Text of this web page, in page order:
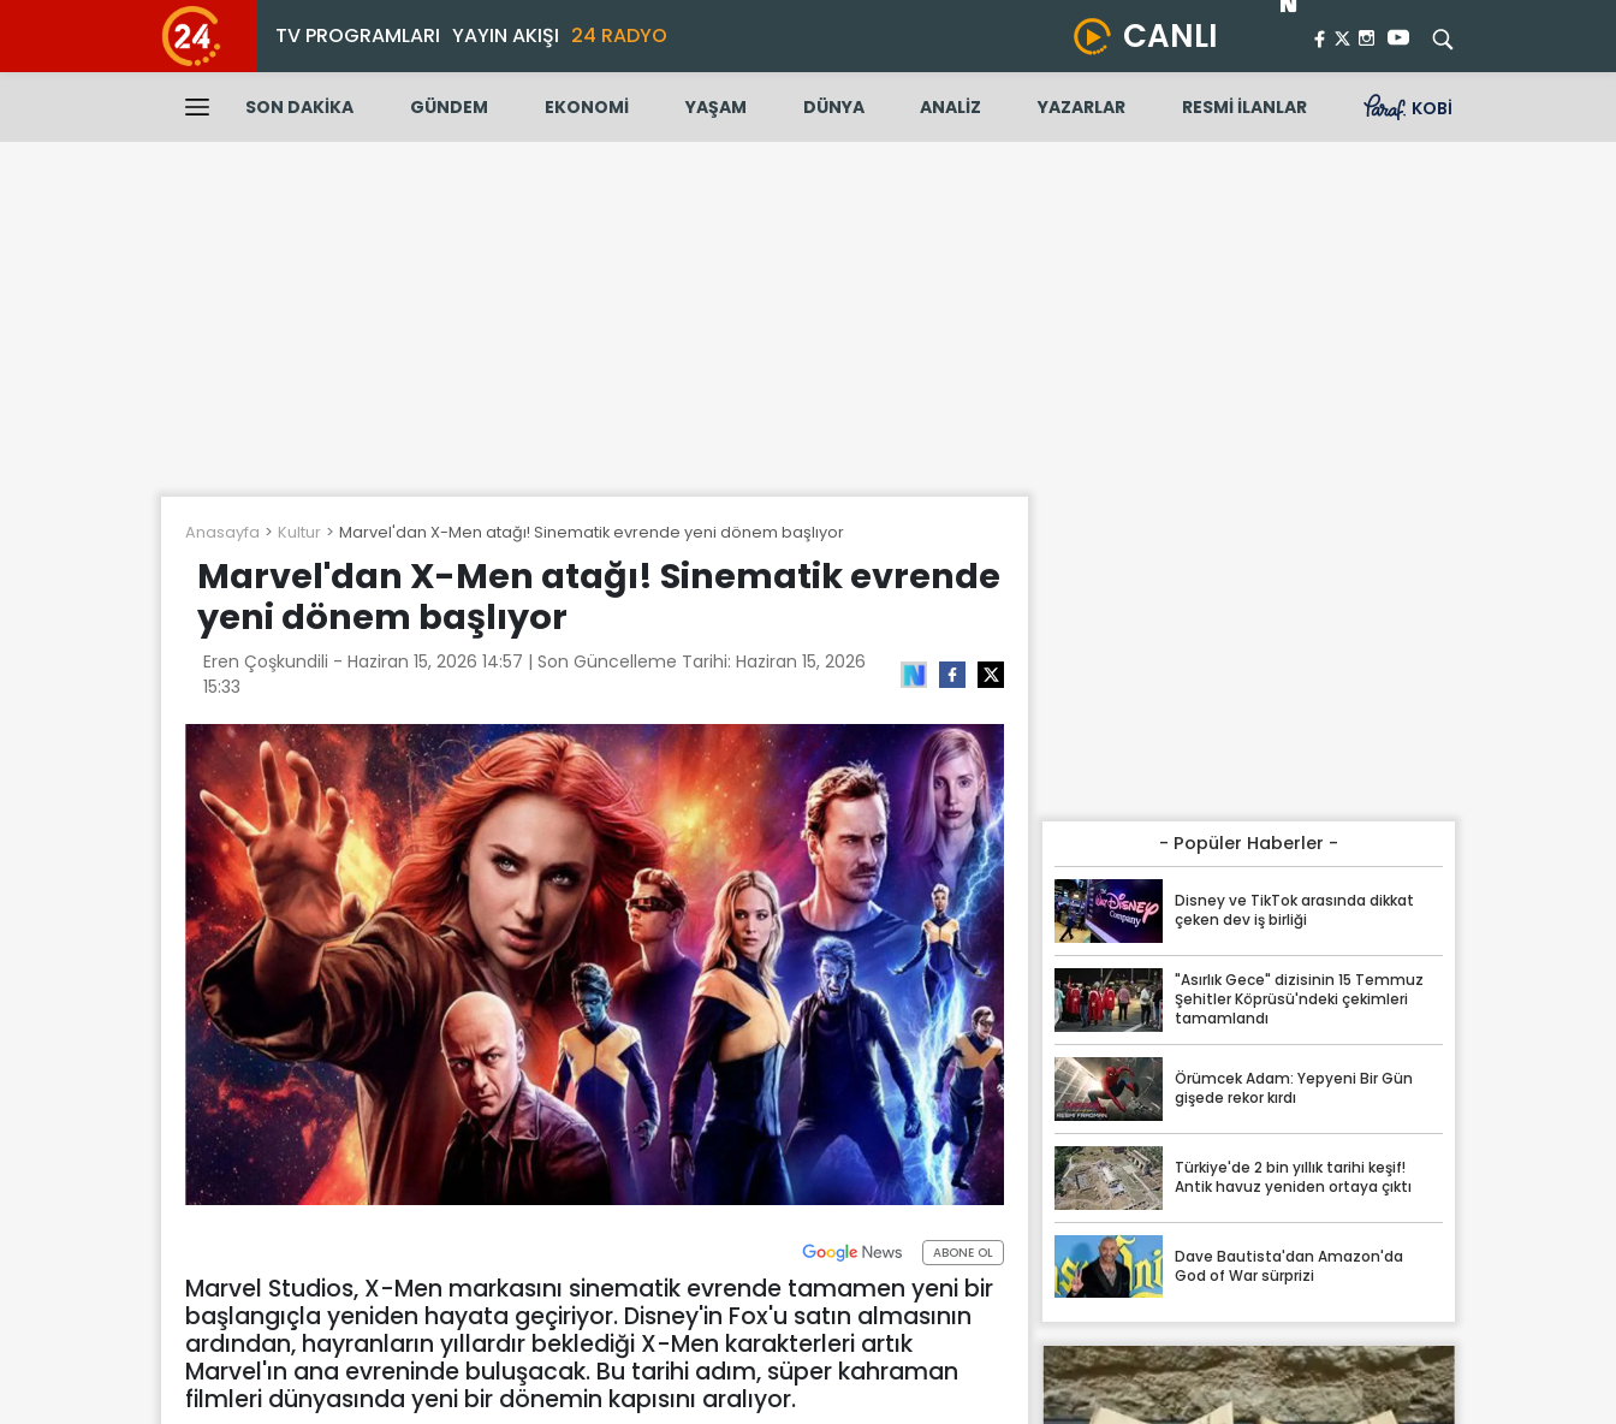
TV PROGRAMLARI YAYIN AKIŞI 24 RADYO CANLI
SON DAKİKA GÜNDEM EKONOMİ YAŞAM DÜNYA ANALİZ YAZARLAR RESMİ İLANLAR KOBİ
Anasayfa Kultur Marvel'dan X-Men atağı! Sinematik evrende yeni dönem başlıyor
Marvel'dan X-Men atağı! Sinematik evrende
yeni dönem başlıyor
Eren Çoşkundili - Haziran 15, 2026 14:57 | Son Güncelleme Tarihi: Haziran 15, 2026
15:33
ABONE OL
Marvel Studios, X-Men markasını sinematik evrende tamamen yeni bir
başlangıçla yeniden hayata geçiriyor. Disney'in Fox'u satın almasının
ardından, hayranların yıllardır beklediği X-Men karakterleri artık
Marvel'ın ana evreninde buluşacak. Bu tarihi adım, süper kahraman
filmleri dünyasında yeni bir dönemin kapısını aralıyor.
- Popüler Haberler -
Disney ve TikTok arasında dikkat
çeken dev iş birliği
"Asırlık Gece" dizisinin 15 Temmuz
Şehitler Köprüsü'ndeki çekimleri
tamamlandı
Örümcek Adam: Yepyeni Bir Gün
gişede rekor kırdı
Türkiye'de 2 bin yıllık tarihi keşif!
Antik havuz yeniden ortaya çıktı
Dave Bautista'dan Amazon'da
God of War sürprizi